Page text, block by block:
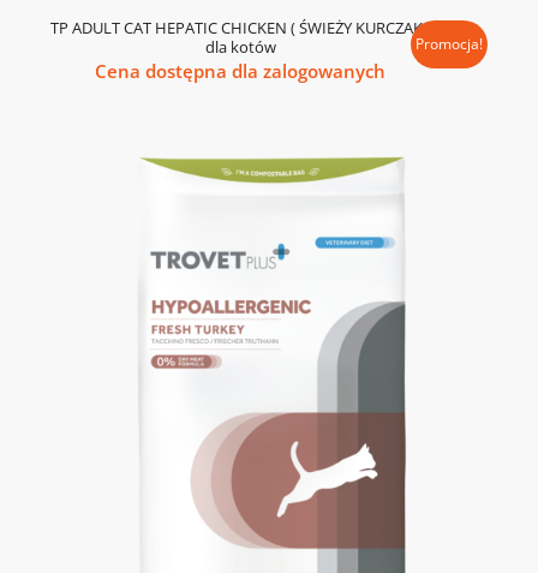
TP ADULT CAT HEPATIC CHICKEN ( ŚWIEŻY KURCZAK )
dla kotów
Promocja!
Cena dostępna dla zalogowanych